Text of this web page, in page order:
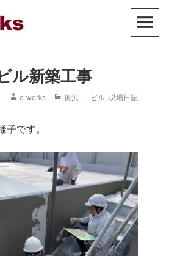
ル新築工事
Author
o-works Categories
奥沢 Lビル,現場日記
です。